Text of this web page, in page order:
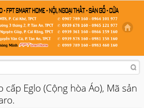
Eglo (Cộng hòa Áo), Mã sản